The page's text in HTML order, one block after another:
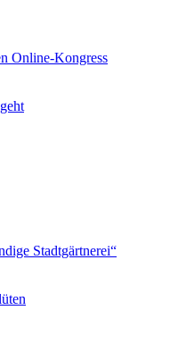
Online-Kongress
Stadtgärtnerei“